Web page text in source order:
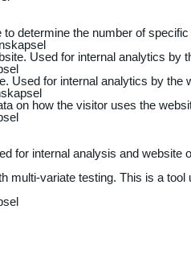
determine the number of
Used for internal analytics by
Used for internal analytics by the
on how the visitor uses the
for internal analysis and website
multi-variate testing. This is a